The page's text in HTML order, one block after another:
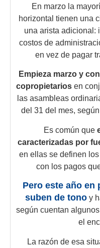
En marzo la
horizontal tienen una
una arista adicional:
costos de
en vez de pagar
Empieza marzo y
copropietarios en
las asambleas
del 31 del mes,
Es común que
caracterizadas por
en ellas se definen
con los pagos
Pero este año en
suben de tonoy
según cuentan
el
La razón de esa